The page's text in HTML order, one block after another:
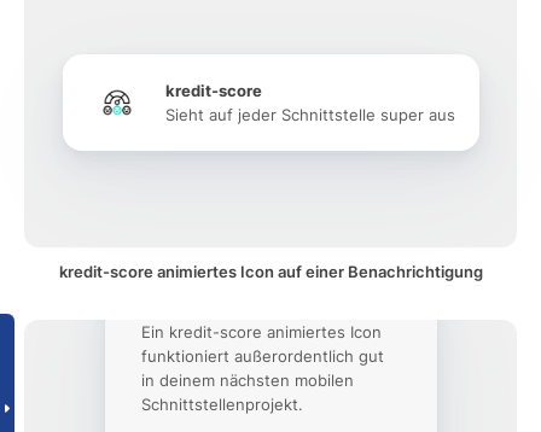
kredit-score
Sieht auf jeder Schnittstelle super aus
kredit-score animiertes Icon auf einer Benachrichtigung
Ein kredit-score animiertes Icon
funktioniert außerordentlich gut
in deinem nächsten mobilen
Schnittstellenprojekt.